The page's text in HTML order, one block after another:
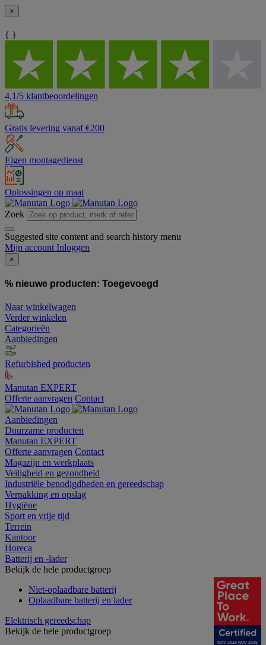
×
{ }
4,1/5 klantbeoordelingen
Gratis levering vanaf €200
Eigen montagedienst
Oplossingen op maat
Zoek
Suggested site content and search history menu
Mijn account Inloggen
×
% nieuwe producten: Toegevoegd
Naar winkelwagen
Verder winkelen
Categorieën
Aanbiedingen
Refurbished producten
Manutan EXPERT
Offerte aanvragen Contact
Aanbiedingen
Duurzame producten
Manutan EXPERT
Offerte aanvragen Contact
Magazijn en werkplaats
Veiligheid en gezondheid
Industriële benodigdheden en gereedschap
Verpakking en opslag
Hygiëne
Sport en vrije tijd
Terrein
Kantoor
Horeca
Batterij en -lader
Bekijk de hele productgroep
Niet-oplaadbare batterij
Oplaadbare batterij en lader
Elektrisch gereedschap
Bekijk de hele productgroep
NOV 2025-NOV 2026